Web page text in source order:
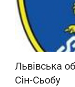
Львівська
Сін-Сьобу